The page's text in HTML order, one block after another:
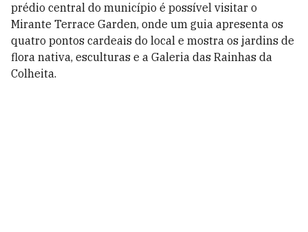
prédio central do município é possível visitar o
Mirante Terrace Garden, onde um guia apresenta os
quatro pontos cardeais do local e mostra os jardins de
flora nativa, esculturas e a Galeria das Rainhas da
Colheita.